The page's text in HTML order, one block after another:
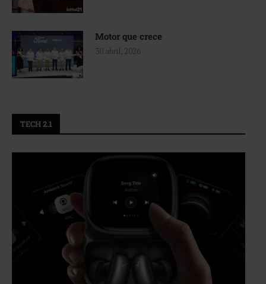
Motor que crece
30 abril, 2026
TECH 2.1